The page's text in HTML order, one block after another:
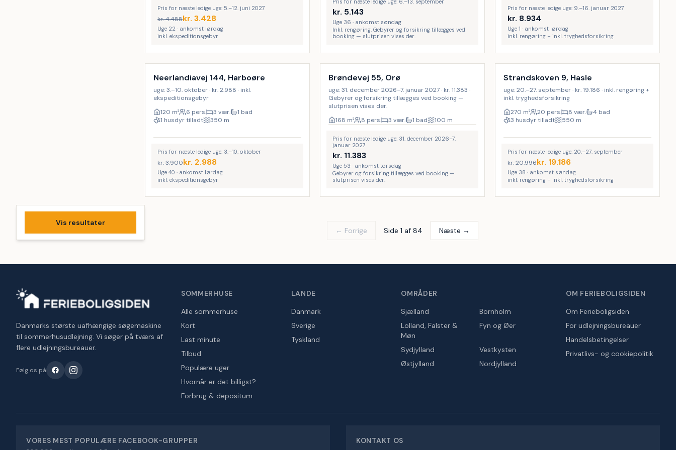
Vis resultater
Pris for næste ledige uge: 5.–12. juni 2027
kr.4.488kr. 3.428
Uge 22 · ankomst lørdag
inkl. ekspeditionsgebyr
Pris for næste ledige uge: 6.–13. september
kr. 5.143
Uge 36 · ankomst søndag
Inkl. rengøring. Gebyrer og forsikring tillægges ved
booking — slutprisen vises der.
Pris for næste ledige uge: 9.–16. januar 2027
kr. 8.934
Uge 1 · ankomst lørdag
inkl. rengøring + inkl. tryghedsforsikring
Neerlandiavej 144, Harboøre
uge: 3.–10. oktober · kr. 2.988 · inkl.
ekspeditionsgebyr
120 m² 6 pers. 3 vær.
1 bad
1 husdyr tilladt
350 m
Pris for næste ledige uge: 3.–10. oktober
kr.3.900kr. 2.988
Uge 40 · ankomst lørdag
inkl. ekspeditionsgebyr
Brøndevej 55, Orø
uge: 31. december 2026–7. januar 2027 · kr. 11.383 ·
Gebyrer og forsikring tillægges ved booking —
slutprisen vises der.
168 m² 8 pers. 3 vær. 1 bad 100 m
Pris for næste ledige uge: 31. december 2026–7.
januar 2027
kr. 11.383
Uge 53 · ankomst torsdag
Gebyrer og forsikring tillægges ved booking —
slutprisen vises der.
Inkl. rengøring
Strandskoven 9, Hasle
uge: 20.–27. september · kr. 19.186 · inkl. rengøring +
inkl. tryghedsforsikring
270 m² 20 pers. 8 vær.
4 bad
3 husdyr tilladt
550 m
Pris for næste ledige uge: 20.–27. september
kr.20.996kr. 19.186
Uge 38 · ankomst søndag
inkl. rengøring + inkl. tryghedsforsikring
← Forrige Side 1 af 84 Næste →
Danmarks største uafhængige søgemaskine
til sommerhusudlejning. Vi søger på tværs af
flere udlejningsbureauer.
Følg os på
SOMMERHUSE
Alle sommerhuse
Kort
Last minute
Tilbud
Populære uger
Hvornår er det billigst?
Forbrug & depositum
LANDE
Danmark
Sverige
Tyskland
OMRÅDER
Sjælland
Bornholm
Lolland, Falster &
Møn
Fyn og Øer
Sydjylland
Vestkysten
Østjylland
Nordjylland
OM FERIEBOLIGSIDEN
Om Ferieboligsiden
For udlejningsbureauer
Handelsbetingelser
Privatlivs- og cookiepolitik
VORES MEST POPULÆRE FACEBOOK-GRUPPER KONTAKT OS